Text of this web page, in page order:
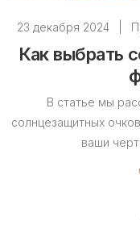
23 декабря 2024
Как выбрать
В статье мы
солнцезащитных
ваши